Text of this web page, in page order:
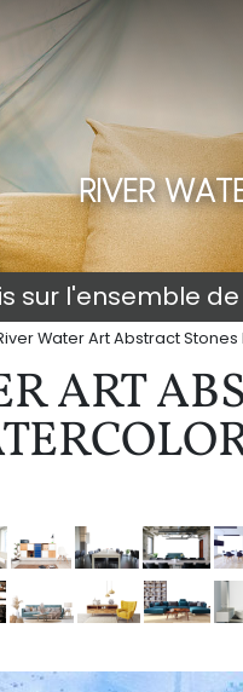
RIVER
sur l'ensemble
Water Art Abstract
ART